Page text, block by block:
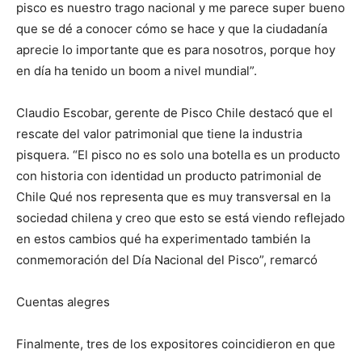
pisco es nuestro trago nacional y me parece super bueno
que se dé a conocer cómo se hace y que la ciudadanía
aprecie lo importante que es para nosotros, porque hoy
en día ha tenido un boom a nivel mundial”.
Claudio Escobar, gerente de Pisco Chile destacó que el
rescate del valor patrimonial que tiene la industria
pisquera. “El pisco no es solo una botella es un producto
con historia con identidad un producto patrimonial de
Chile Qué nos representa que es muy transversal en la
sociedad chilena y creo que esto se está viendo reflejado
en estos cambios qué ha experimentado también la
conmemoración del Día Nacional del Pisco”, remarcó
Cuentas alegres
Finalmente, tres de los expositores coincidieron en que